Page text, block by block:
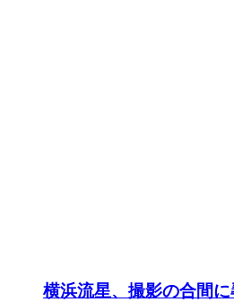
横浜流星、撮影の合間